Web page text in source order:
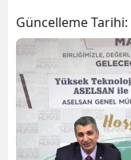
Güncelleme Tarihi: